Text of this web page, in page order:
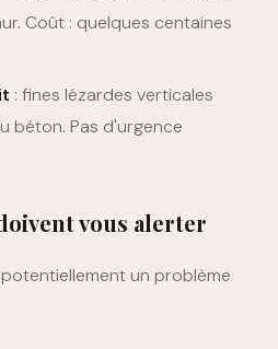
Coût : quelques centaines
: fines lézardes verticales
béton. Pas d'urgence
vous alerter
un problème